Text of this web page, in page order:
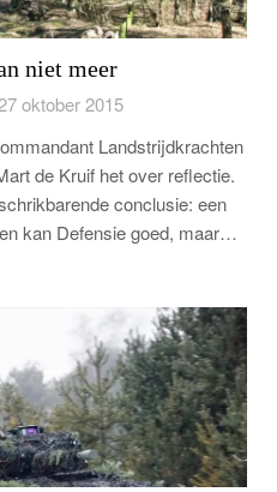
niet meer
oktober 2015
Landstrijdkrachten
de Kruif het over reflectie.
conclusie: een
kan Defensie goed, maar…